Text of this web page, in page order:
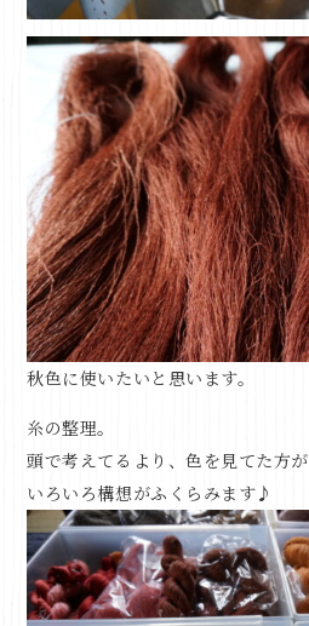
秋色に使いたいと思います。
糸の整理。
頭で考えてるより、色を見てた方が
いろいろ構想がふくらみます♪